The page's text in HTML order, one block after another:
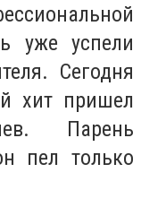
уже успели
Сегодня
хит пришел
Парень
пел только